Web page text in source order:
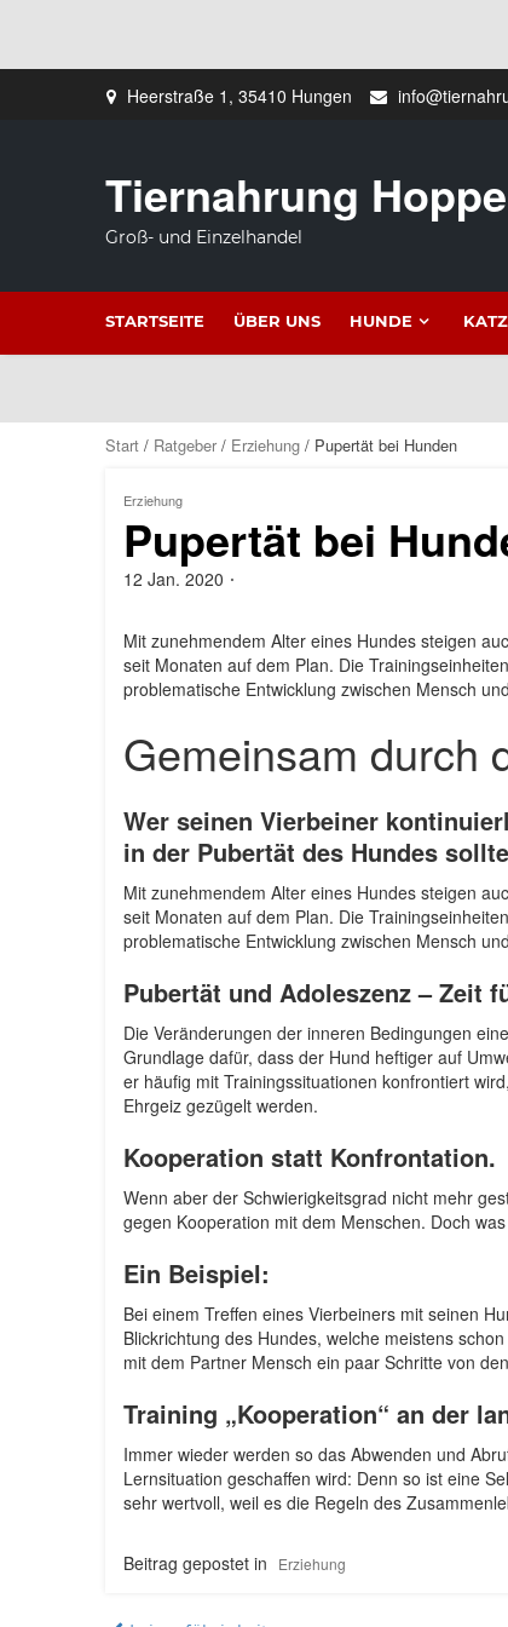
Heerstraße 1, 35410 Hungen
Tiernahrung Hoppe
Groß- und Einzelhandel
STARTSEITE ÜBER UNS HUNDE
Start / Ratgeber / Erziehung / Pupertät bei Hunden
Erziehung
Pupertät bei
12 Jan. 2020
Mit zunehmendem Alter eines Hundes steigen
seit Monaten auf dem Plan. Die
problematische Entwicklung zwischen Mensch
Gemeinsam durch
Wer seinen Vierbeiner
in der Pubertät des Hundes
Mit zunehmendem Alter eines Hundes steigen
seit Monaten auf dem Plan. Die
problematische Entwicklung zwischen Mensch
Pubertät und Adoleszenz – Zeit
Die Veränderungen der inneren Bedingungen
Grundlage dafür, dass der Hund heftiger auf
er häufig mit Trainingssituationen konfrontiert
Ehrgeiz gezügelt werden.
Kooperation statt Konfrontation.
Wenn aber der Schwierigkeitsgrad nicht mehr
gegen Kooperation mit dem Menschen. Doch
Ein Beispiel:
Bei einem Treffen eines Vierbeiners mit seinen
Blickrichtung des Hundes, welche meistens
mit dem Partner Mensch ein paar Schritte von
Training „Kooperation“ an der
Immer wieder werden so das Abwenden und
Lernsituation geschaffen wird: Denn so ist eine
sehr wertvoll, weil es die Regeln des
Beitrag gepostet in Erziehung